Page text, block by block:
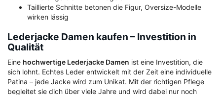
Taillierte Schnitte betonen die Figur, Oversize-Modelle
wirken lässig
Lederjacke Damen kaufen – Investition in
Qualität
Eine hochwertige Lederjacke Damen ist eine Investition, die
sich lohnt. Echtes Leder entwickelt mit der Zeit eine individuelle
Patina – jede Jacke wird zum Unikat. Mit der richtigen Pflege
begleitet sie dich über viele Jahre und wird dabei nur noch